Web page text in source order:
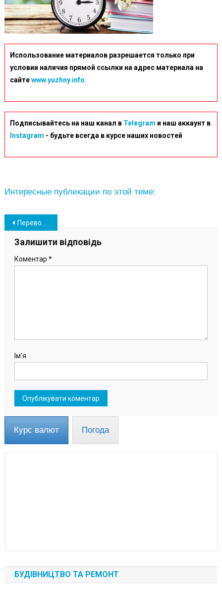
Использование материалов разрешается только при
условии наличия прямой ссылки на адрес материала на
сайтеwww.yuzhny.info.
Подписывайтесь на наш канал в Telegram и наш аккаунт в
Instagram - будьте всегда в курсе наших новостей
Интересные публикации по этой теме:
Навігація
записів
Перевод часов 2022: когда Украина перейдет на летнее время
Залишити відповідь
Коментар *
Ім'я
Курс валют Погода
БУДІВНИЦТВО ТА РЕМОНТ